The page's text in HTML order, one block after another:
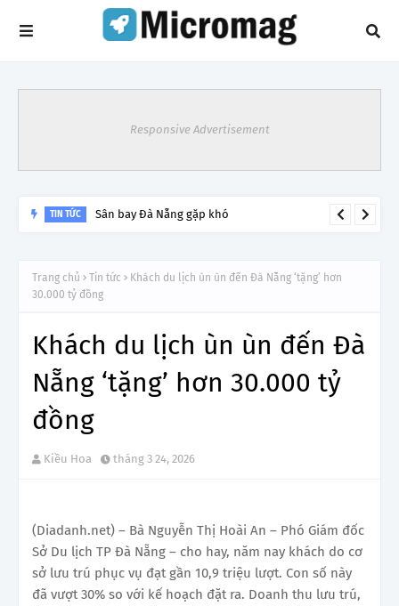
Responsive Advertisement
TIN TỨC Sân bay Đà Nẵng gặp khó
Trang chủ Tin tức
Khách du lịch ùn ùn đến Đà Nẵng ‘tặng’ hơn
30.000 tỷ đồng
Khách du lịch ùn ùn đến Đà
Nẵng ‘tặng’ hơn 30.000 tỷ
đồng
Kiều Hoa tháng 3 24, 2026
(Diadanh.net) – Bà Nguyễn Thị Hoài An – Phó Giám đốc
Sở Du lịch TP Đà Nẵng – cho hay, năm nay khách do cơ
sở lưu trú phục vụ đạt gần 10,9 triệu lượt. Con số này
đã vượt 30% so với kế hoạch đặt ra. Doanh thu lưu trú,